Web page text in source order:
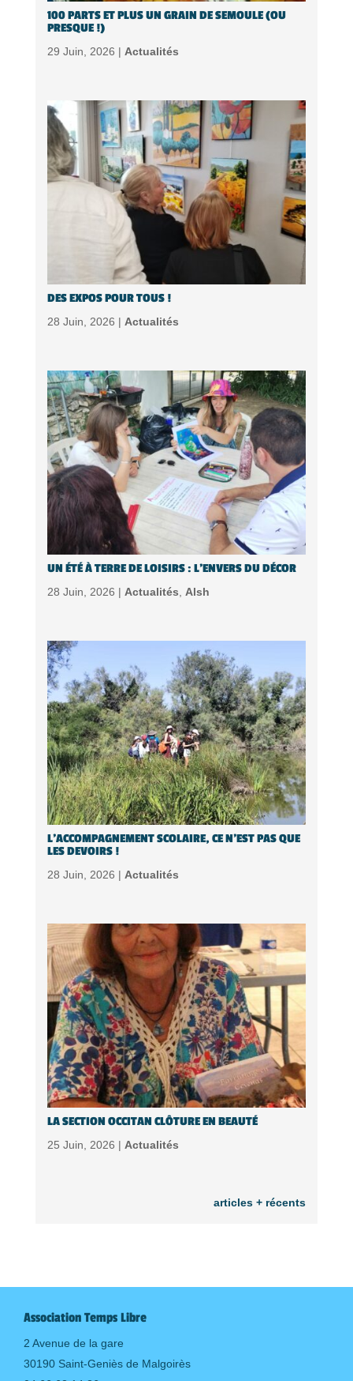
100 PARTS ET PLUS UN GRAIN DE SEMOULE (OU
PRESQUE !)
29 Juin, 2026 | Actualités
DES EXPOS POUR TOUS !
28 Juin, 2026 | Actualités
UN ÉTÉ À TERRE DE LOISIRS : L’ENVERS DU DÉCOR
28 Juin, 2026 | Actualités Alsh
L’ACCOMPAGNEMENT SCOLAIRE, CE N’EST PAS QUE
LES DEVOIRS !
28 Juin, 2026 | Actualités
LA SECTION OCCITAN CLÔTURE EN BEAUTÉ
25 Juin, 2026 | Actualités
articles + récents
Association Temps Libre
2 Avenue de la gare
30190 Saint-Geniès de Malgoirès